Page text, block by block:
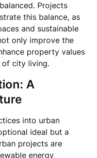
Projects
this balance, as
and sustainable
only improve the
property values
of city living.
A
into urban
ideal but a
projects are
energy